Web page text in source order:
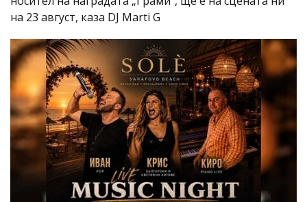
на 23 август, каза DJ Marti G